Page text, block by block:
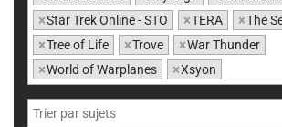
×Star Trek Online - STO ×TERA ×The
×Tree of Life ×Trove ×War Thunder
×World of Warplanes ×Xsyon